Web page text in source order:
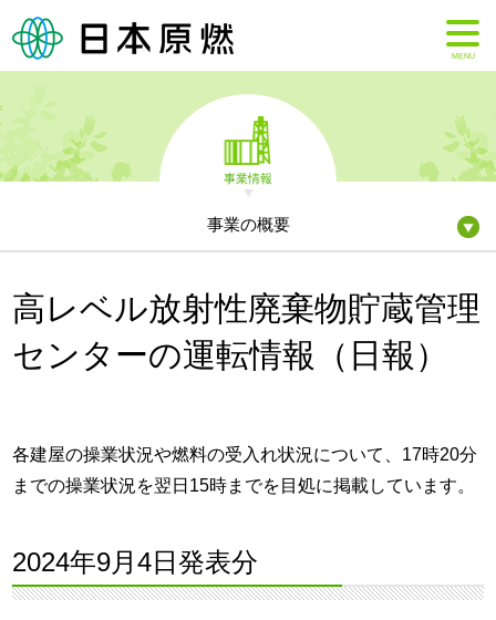
MENU
事業情報
事業の概要
高レベル放射性廃棄物貯蔵管理
センターの運転情報（日報）
各建屋の操業状況や燃料の受入れ状況について、17時20分
までの操業状況を翌日15時までを目処に掲載しています。
2024年9月4日発表分